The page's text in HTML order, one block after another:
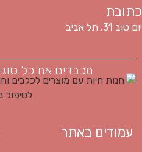
כתובת
יום טוב 31, תל אביב
מכבדים את כל
עמודים באתר